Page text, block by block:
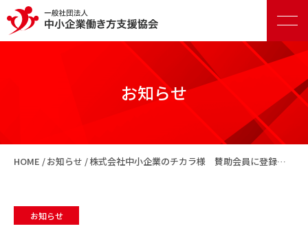
お知らせ
HOME お知らせ 株式会社中小企業のチカラ様 賛助会員に登録されました
お知らせ